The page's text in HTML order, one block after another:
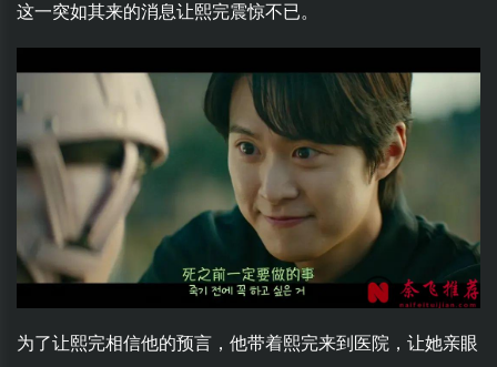
这一突如其来的消息让熙完震惊不已。
为了让熙完相信他的预言，他带着熙完来到医院，让她亲眼